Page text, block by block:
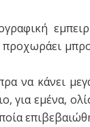
να κάνει
για εμένα,